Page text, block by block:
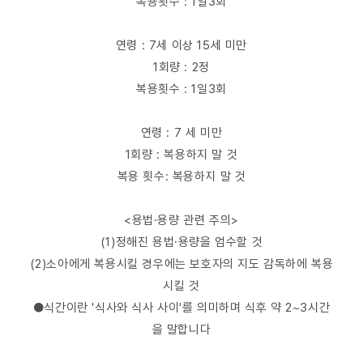
연령 : 7세 이상 15세 미만
1회량 : 2정
복용횟수 : 1일3회
연령 : 7 세 미만
1회량 : 복용하지 말 것
복용 횟수: 복용하지 말 것
<용법·용량 관련 주의>
(1)정해진 용법·용량을 엄수할 것
(2)소아에게 복용시킬 경우에는 보호자의 지도 감독하에 복용
시킬 것
●식간이란 '식사와 식사 사이'를 의미하며 식후 약 2~3시간
을 말합니다